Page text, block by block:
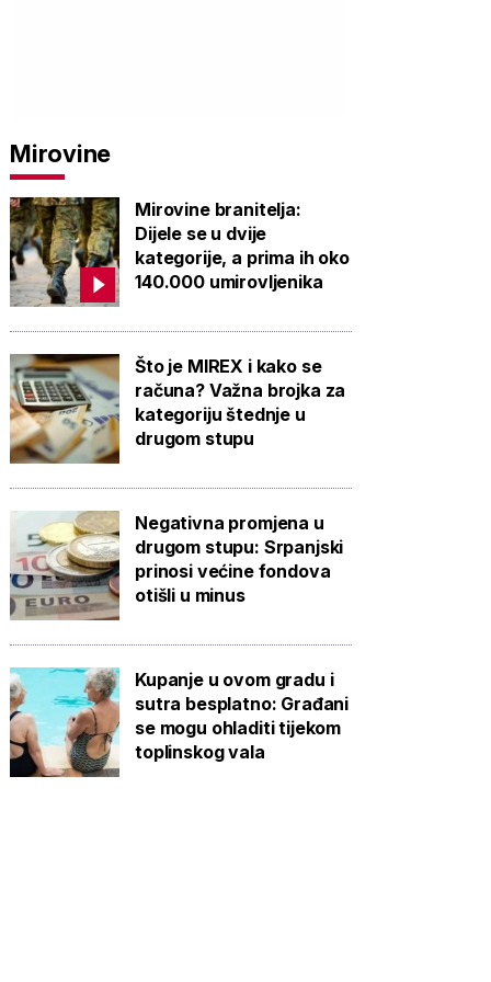
Mirovine
Mirovine branitelja:
Dijele se u dvije
kategorije, a prima ih oko
140.000 umirovljenika
Što je MIREX i kako se
računa? Važna brojka za
kategoriju štednje u
drugom stupu
Negativna promjena u
drugom stupu: Srpanjski
prinosi većine fondova
otišli u minus
Kupanje u ovom gradu i
sutra besplatno: Građani
se mogu ohladiti tijekom
toplinskog vala